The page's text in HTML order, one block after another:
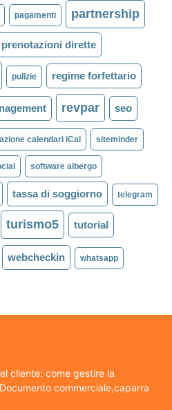
pagamenti partnership
prenotazioni dirette
pulizie regime forfettario
revpar seo
calendari iCal siteminder
software albergo
tassa di soggiorno telegram
turismo5 tutorial
webcheckin whatsapp
cliente: come gestire la
commerciale,caparra